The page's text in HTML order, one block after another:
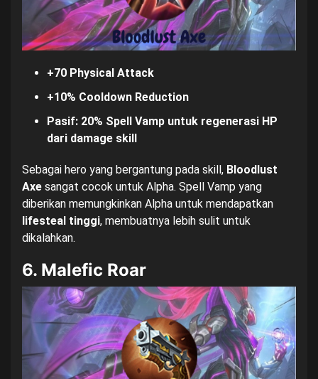
+70 Physical Attack
+10% Cooldown Reduction
Pasif: 20% Spell Vamp untuk regenerasi HP
dari damage skill
Sebagai hero yang bergantung pada skill, Bloodlust
Axe sangat cocok untuk Alpha. Spell Vamp yang
diberikan memungkinkan Alpha untuk mendapatkan
lifesteal tinggi, membuatnya lebih sulit untuk
dikalahkan.
6. Malefic Roar